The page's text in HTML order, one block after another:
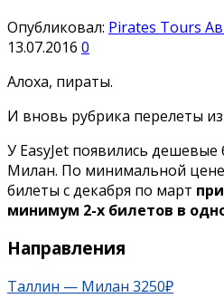
Опубликовал: Pirates Tours
13.07.2016 0
Алоха, пираты.
И вновь рубрика перелеты
У EasyJet появились
Милан. По минимальной
билеты с декабря по март
минимум 2-х билетов в
Направления
Таллин — Милан 3250₽